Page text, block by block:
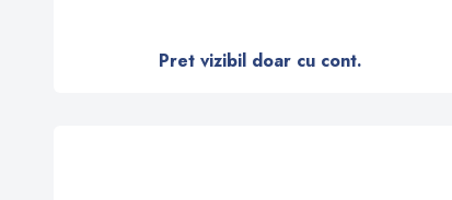
Pret vizibil doar cu cont.